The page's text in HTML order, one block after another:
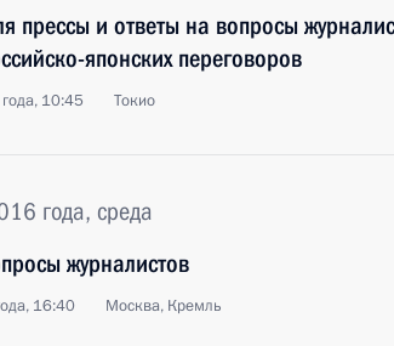
прессы и ответы на вопросы
японских переговоров
10:45 Токио
года, среда
журналистов
16:40 Москва, Кремль